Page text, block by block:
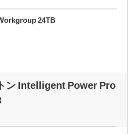
24TB
ン Intelligent Power Pro